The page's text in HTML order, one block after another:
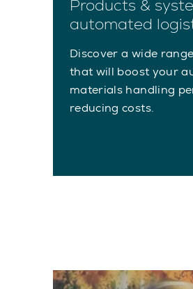
Products &
automated
Discover a wide
that will boost your
materials handling
reducing costs.